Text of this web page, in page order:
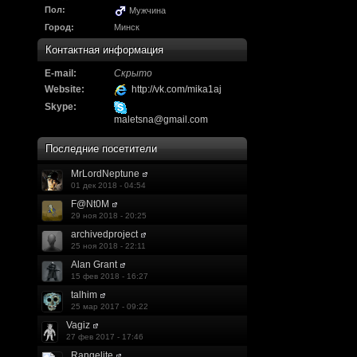
https://discord.gg/
F@Nt0M
А попробуем-ка мы
до анонса...
Kadzicy : а ещо можна крч
F@Nt0M
Пол:
Мужчина
Город:
Минск
Контактная информация
E-mail:
Скрыто
Website:
http://vk.com/mika1aj
Skype:
maletsna@gmail.com
Последние посетители
MrLordNeptune
01 дек 2018 - 04:54
F@Nt0M
29 ноя 2018 - 20:25
archivedproject
25 ноя 2018 - 22:11
Alan Grant
15 фев 2018 - 16:27
talhim
25 мар 2017 - 09:22
Vagiz
27 фев 2017 - 17:46